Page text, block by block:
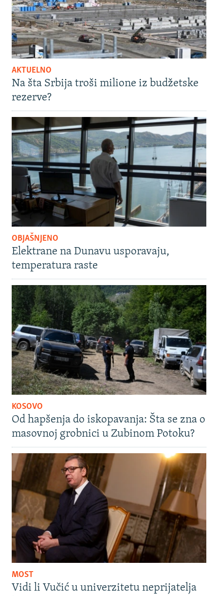
AKTUELNO
Na šta Srbija troši milione iz budžetske
rezerve?
OBJAŠNJENO
Elektrane na Dunavu usporavaju,
temperatura raste
KOSOVO
Od hapšenja do iskopavanja: Šta se zna o
masovnoj grobnici u Zubinom Potoku?
MOST
Vidi li Vučić u univerzitetu neprijatelja